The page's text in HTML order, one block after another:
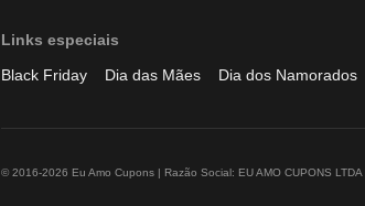
Links especiais
Black Friday
Dia das Mães Dia dos Namorados
© 2016-2026 Eu Amo Cupons | Razão Social: EU AMO CUPONS